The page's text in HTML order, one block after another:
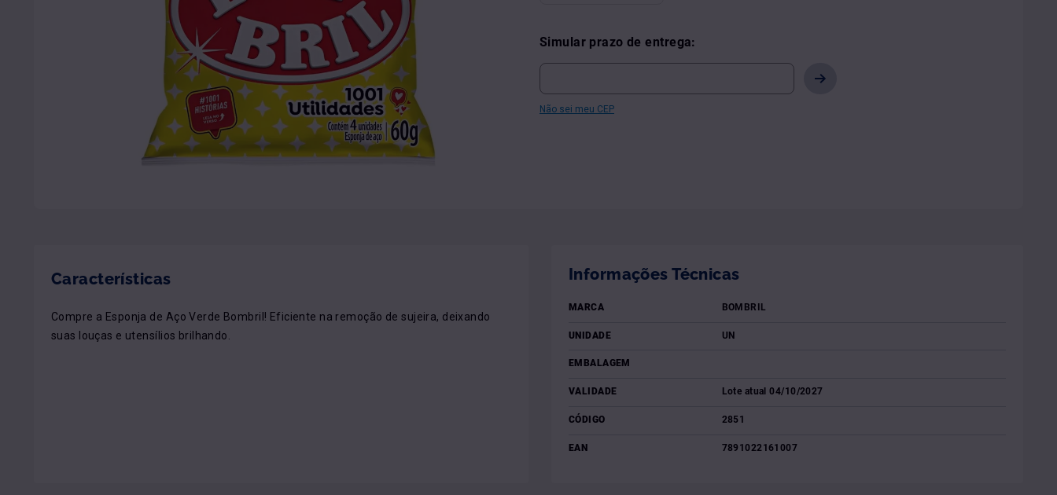
Simular prazo de entrega:
Não sei meu CEP
Características
Compre a Esponja de Aço Verde Bombril! Eficiente na remoção de sujeira, deixando
suas louças e utensílios brilhando.
Informações Técnicas
MARCA BOMBRIL
UNIDADE UN
EMBALAGEM
VALIDADE Lote atual 04/10/2027
CÓDIGO 2851
EAN 7891022161007